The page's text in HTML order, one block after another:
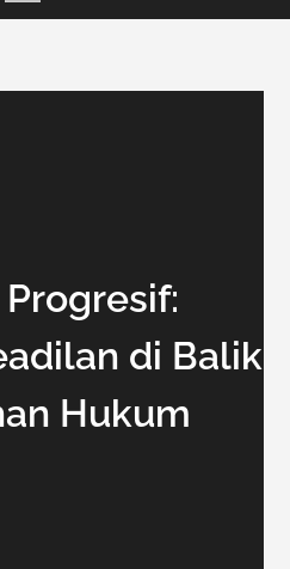
di Balik
Hukum